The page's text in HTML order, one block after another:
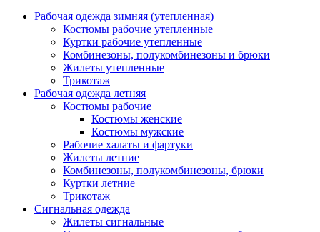
Рабочая одежда зимняя (утепленная)
Костюмы рабочие утепленные
Куртки рабочие утепленные
Комбинезоны, полукомбинезоны и брюки
Жилеты утепленные
Трикотаж
Рабочая одежда летняя
Костюмы рабочие
Костюмы женские
Костюмы мужские
Рабочие халаты и фартуки
Жилеты летние
Комбинезоны, полукомбинезоны, брюки
Куртки летние
Трикотаж
Сигнальная одежда
Жилеты сигнальные